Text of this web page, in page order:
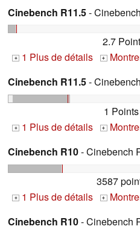
Cinebench R11.5-
2.7
+ 1 Plus de détails +
Cinebench R11.5-
1 Points
+ 1 Plus de détails +
Cinebench R10- Cinebench
3587
+ 1 Plus de détails +
Cinebench R10- Cinebench